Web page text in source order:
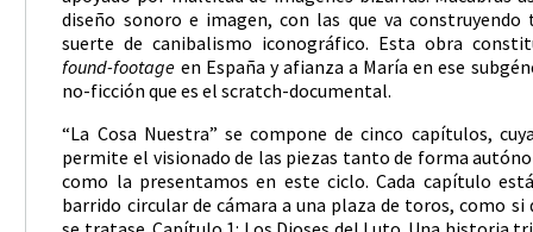
diseño sonoro e imagen, con las que va
suerte de canibalismo iconográfico. Esta obra
found-footage en España y afianza a María en ese
no-ficción que es el scratch-documental.
“La Cosa Nuestra” se compone de cinco capítulos,
permite el visionado de las piezas tanto de forma
como la presentamos en este ciclo. Cada capítulo
barrido circular de cámara a una plaza de toros, como si